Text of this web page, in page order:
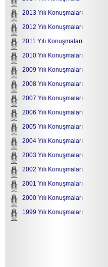
2013 Yılı Konuşmaları
2012 Yılı Konuşmaları
2011 Yılı Konuşmaları
2010 Yılı Konuşmaları
2009 Yılı Konuşmaları
2008 Yılı Konuşmaları
2007 Yılı Konuşmaları
2006 Yılı Konuşmaları
2005 Yılı Konuşmaları
2004 Yılı Konuşmaları
2003 Yılı Konuşmaları
2002 Yılı Konuşmaları
2001 Yılı Konuşmaları
2000 Yılı Konuşmaları
1999 Yılı Konuşmaları